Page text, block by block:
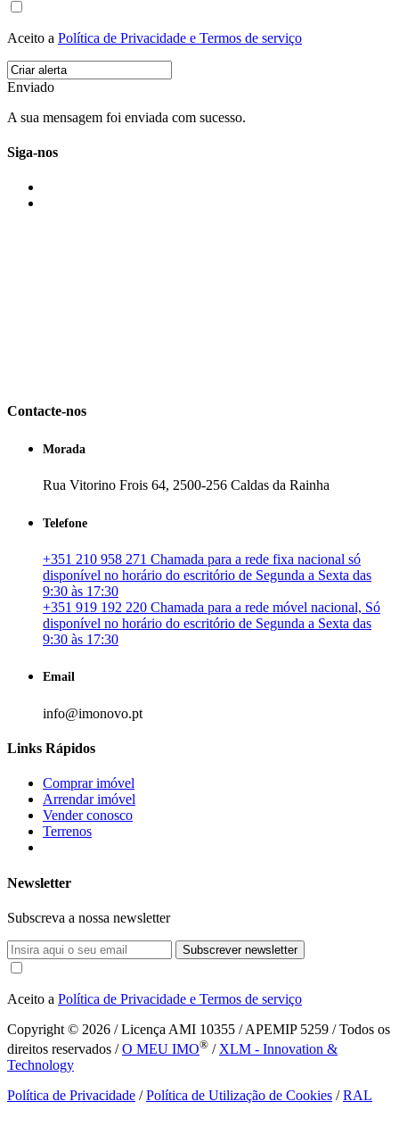
Aceito a Política de Privacidade e Termos de serviço
Enviado
A sua mensagem foi enviada com sucesso.
Siga-nos
Contacte-nos
Morada
Rua Vitorino Frois 64, 2500-256 Caldas da Rainha
Telefone
+351 210 958 271 Chamada para a rede fixa nacional só
disponível no horário do escritório de Segunda a Sexta das
9:30 às 17:30
+351 919 192 220 Chamada para a rede móvel nacional, Só
disponível no horário do escritório de Segunda a Sexta das
9:30 às 17:30
Email
info@imonovo.pt
Links Rápidos
Comprar imóvel
Arrendar imóvel
Vender conosco
Terrenos
Newsletter
Subscreva a nossa newsletter
Subscrever newsletter
Aceito a Política de Privacidade e Termos de serviço
Copyright © 2026 / Licença AMI 10355 / APEMIP 5259 / Todos os
direitos reservados /O MEU IMO® / XLM - Innovation &
Technology
Política de Privacidade /Política de Utilização de Cookies /RAL